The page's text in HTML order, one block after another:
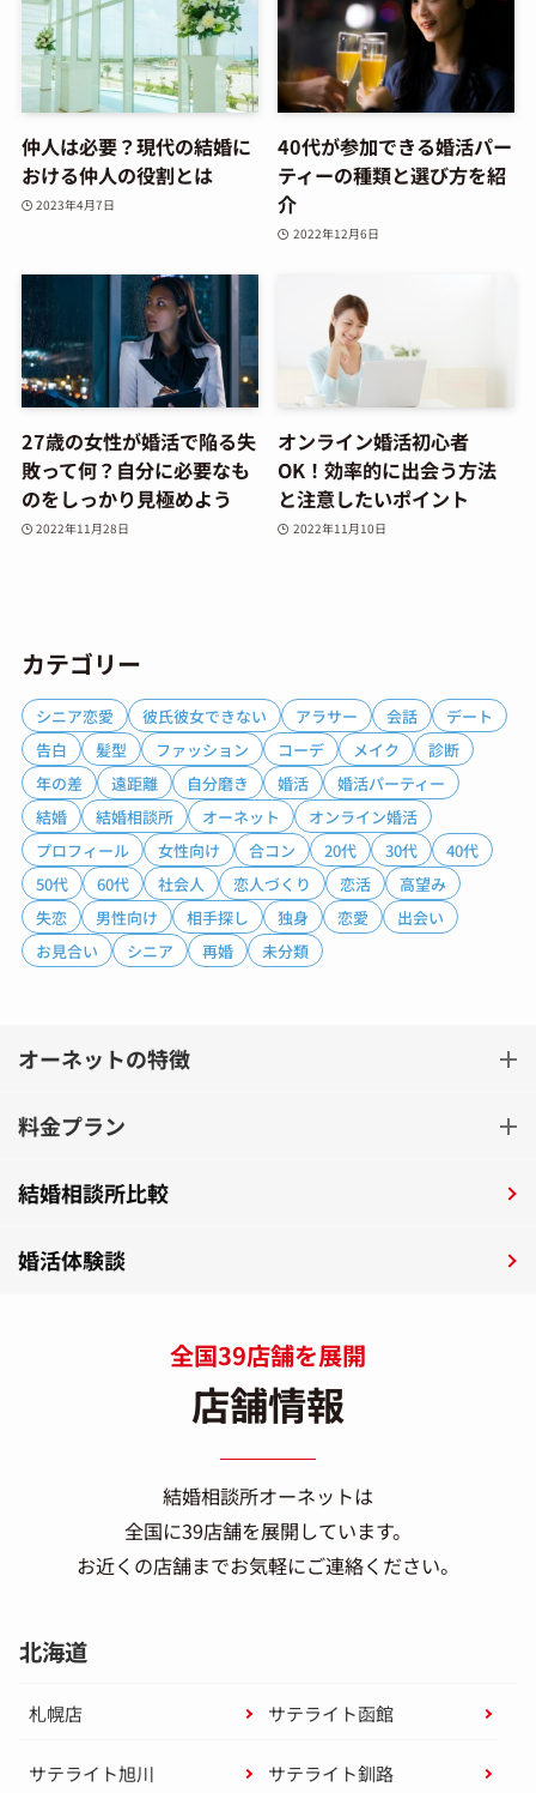
仲人は必要？現代の結婚に
おける仲人の役割とは
2023年4月7日
40代が参加できる婚活パー
ティーの種類と選び方を紹
介
2022年12月6日
27歳の女性が婚活で陥る失
敗って何？自分に必要なも
のをしっかり見極めよう
2022年11月28日
オンライン婚活初心者
OK！効率的に出会う方法
と注意したいポイント
2022年11月10日
カテゴリー
シニア恋愛 彼氏彼女できない アラサー 会話
デート
告白
髪型 ファッション コーデ メイク
診断
年の差
遠距離 自分磨き 婚活
婚活パーティー
結婚
結婚相談所 オーネット
オンライン婚活
プロフィール
女性向け 合コン 20代 30代
40代
50代
60代 社会人 恋人づくり 恋活
高望み
失恋
男性向け 相手探し 独身 恋愛
出会い
お見合い
シニア 再婚 未分類
オーネットの特徴
料金プラン
結婚相談所比較
婚活体験談
全国39店舗を展開
店舗情報
結婚相談所オーネットは
全国に39店舗を展開しています。
お近くの店舗までお気軽にご連絡ください。
北海道
札幌店 サテライト函館
サテライト旭川 サテライト釧路